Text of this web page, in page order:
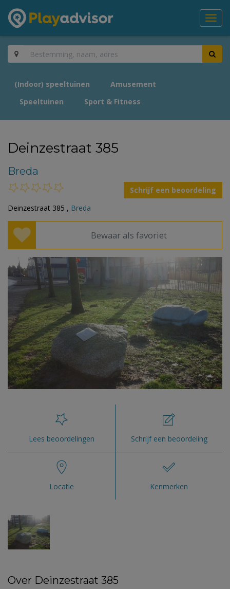
(Indoor) speeltuinen
Amusement
Speeltuinen
Sport & Fitness
Deinzestraat 385
Breda
Schrijf een beoordeling
Deinzestraat 385 , Breda
Bewaar als favoriet
Lees beoordelingen Schrijf een beoordeling
Locatie Kenmerken
Over Deinzestraat 385